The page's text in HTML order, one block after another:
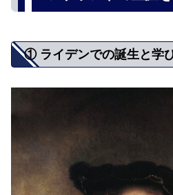
① ライデンでの誕生と学